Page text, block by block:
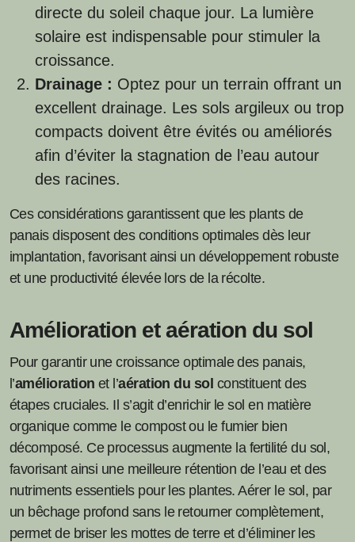
directe du soleil chaque jour. La lumière
solaire est indispensable pour stimuler la
croissance.
Drainage : Optez pour un terrain offrant un
excellent drainage. Les sols argileux ou trop
compacts doivent être évités ou améliorés
afin d’éviter la stagnation de l’eau autour
des racines.
Ces considérations garantissent que les plants de
panais disposent des conditions optimales dès leur
implantation, favorisant ainsi un développement robuste
et une productivité élevée lors de la récolte.
Amélioration et aération du sol
Pour garantir une croissance optimale des panais,
l’amélioration et l’aération du sol constituent des
étapes cruciales. Il s’agit d’enrichir le sol en matière
organique comme le compost ou le fumier bien
décomposé. Ce processus augmente la fertilité du sol,
favorisant ainsi une meilleure rétention de l’eau et des
nutriments essentiels pour les plantes. Aérer le sol, par
un bêchage profond sans le retourner complètement,
permet de briser les mottes de terre et d’éliminer les